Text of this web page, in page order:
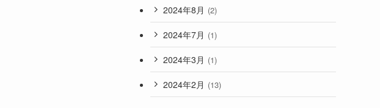
2024年8月 (2)
2024年7月 (1)
2024年3月 (1)
2024年2月 (13)